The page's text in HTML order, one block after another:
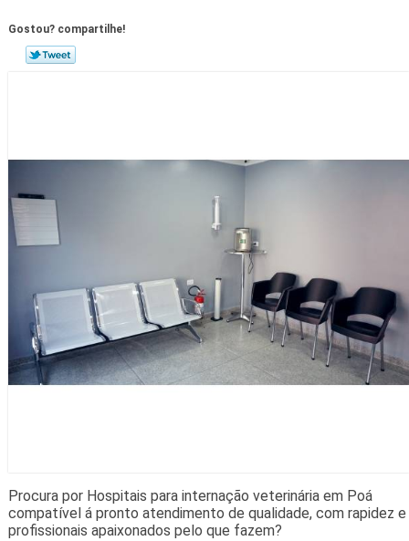
Gostou? compartilhe!
Procura por Hospitais para internação veterinária em Poá
compatível á pronto atendimento de qualidade, com rapidez e
profissionais apaixonados pelo que fazem?